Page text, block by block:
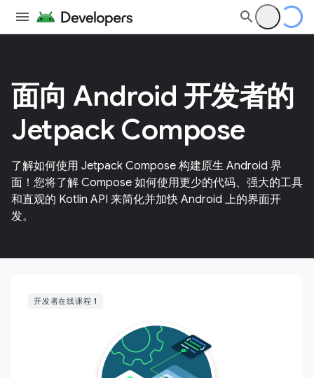
面向 Android 开发者的
Jetpack Compose
了解如何使用 Jetpack Compose 构建原生 Android 界
面！您将了解 Compose 如何使用更少的代码、强大的工具
和直观的 Kotlin API 来简化并加快 Android 上的界面开
发。
开发者在线课程 1